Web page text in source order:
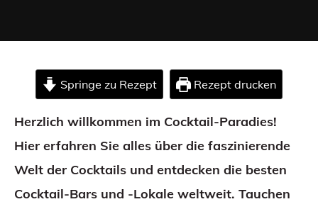
Springe zu Rezept Rezept drucken
Herzlich willkommen im Cocktail-Paradies!
Hier erfahren Sie alles über die faszinierende
Welt der Cocktails und entdecken die besten
Cocktail-Bars und -Lokale weltweit. Tauchen